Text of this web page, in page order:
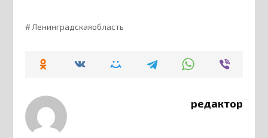
Ленинградскаяобласть
редактор